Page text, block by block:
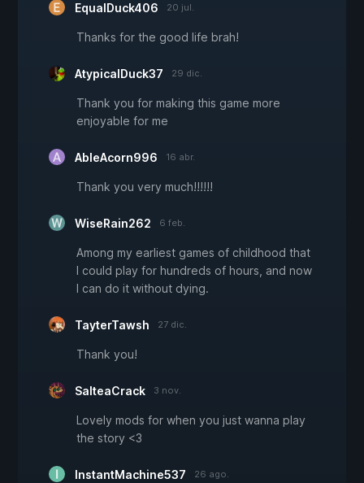
EqualDuck406 20 jul.
Thanks for the good life brah!
AtypicalDuck37 29 dic.
Thank you for making this game more
enjoyable for me
AbleAcorn996 16 abr.
Thank you very much!!!!!!
WiseRain262 6 feb.
Among my earliest games of childhood that
I could play for hundreds of hours, and now
I can do it without dying.
TayterTawsh 27 dic.
Thank you!
SalteaCrack 3 nov.
Lovely mods for when you just wanna play
the story <3
InstantMachine537 26 ago.